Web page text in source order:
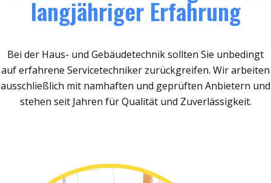
langjähriger Erfahrung
Bei der Haus- und Gebäudetechnik sollten Sie unbedingt
auf erfahrene Servicetechniker zurückgreifen. Wir arbeiten
ausschließlich mit namhaften und geprüften Anbietern und
stehen seit Jahren für Qualität und Zuverlässigkeit.